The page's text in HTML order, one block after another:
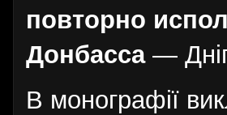
повторно
Донбасса—
В монографії